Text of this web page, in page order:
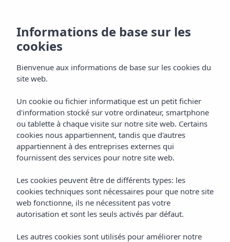
Informations de base sur les
cookies
Bienvenue aux informations de base sur les cookies du
site web.
Un cookie ou fichier informatique est un petit fichier
d'information stocké sur votre ordinateur, smartphone
ou tablette à chaque visite sur notre site web. Certains
cookies nous appartiennent, tandis que d'autres
appartiennent à des entreprises externes qui
fournissent des services pour notre site web.
Les cookies peuvent être de différents types: les
cookies techniques sont nécessaires pour que notre site
web fonctionne, ils ne nécessitent pas votre
autorisation et sont les seuls activés par défaut.
Les autres cookies sont utilisés pour améliorer notre